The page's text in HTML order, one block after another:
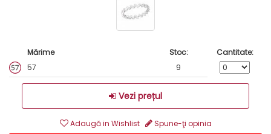
Mărime Stoc:
Cantitate:
57
9
Vezi prețul
Adaugă in Wishlist Spune-ţi opinia